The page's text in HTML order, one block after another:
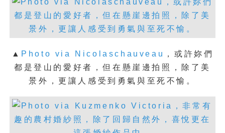
▲ Photo via Nicolaschauveau ， 或許妳們
都是登山的愛好者，但在懸崖邊拍照，除了美
景外，更讓人感受到勇氣與至死不愉。